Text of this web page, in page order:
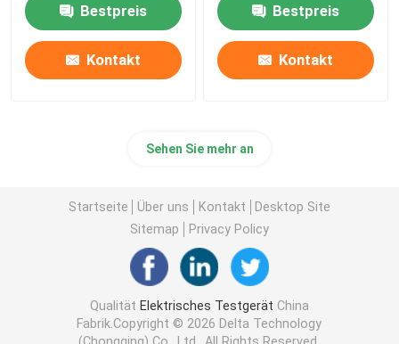
Prüfvorrichtung
Bestpreis
Kontakt
Bestpreis
Kontakt
Sehen Sie mehr an
Startseite Über uns Kontakt
Desktop Site
Sitemap
Privacy Policy
Qualität Elektrisches Testgerät China
Fabrik.Copyright © 2026 Delta Technology